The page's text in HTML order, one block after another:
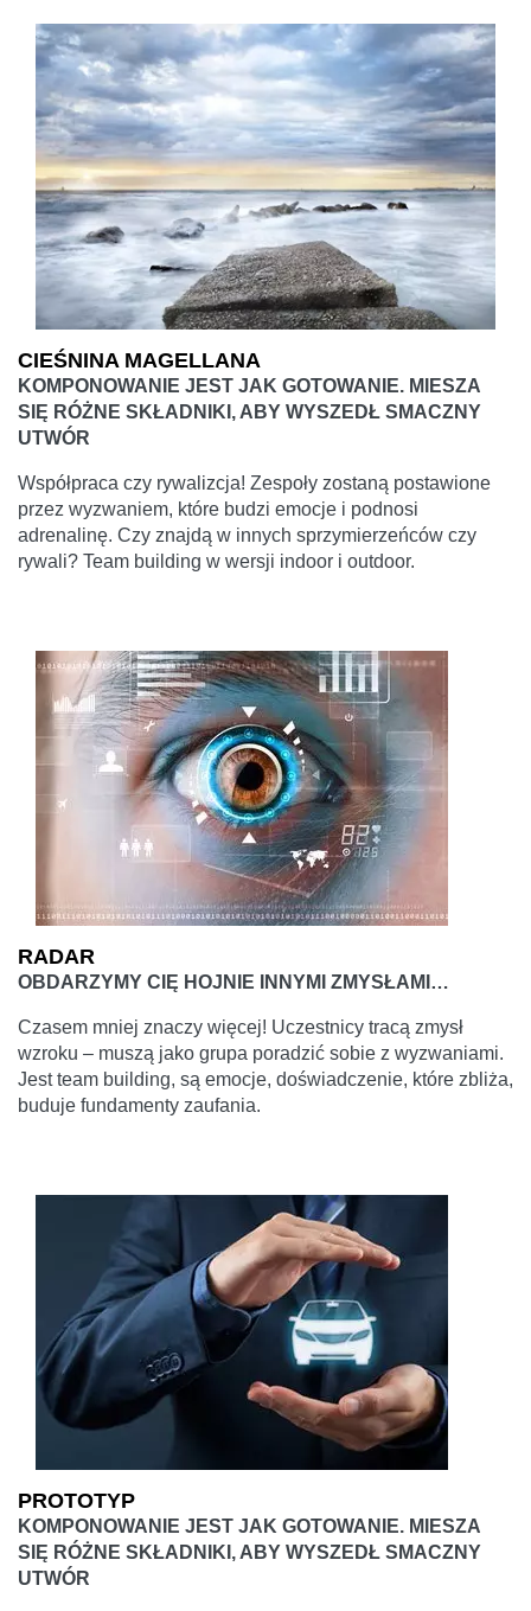
CIEŚNINA MAGELLANA
KOMPONOWANIE JEST JAK GOTOWANIE. MIESZA
SIĘ RÓŻNE SKŁADNIKI, ABY WYSZEDŁ SMACZNY
UTWÓR
Współpraca czy rywalizcja! Zespoły zostaną postawione
przez wyzwaniem, które budzi emocje i podnosi
adrenalinę. Czy znajdą w innych sprzymierzeńców czy
rywali? Team building w wersji indoor i outdoor.
RADAR
OBDARZYMY CIĘ HOJNIE INNYMI ZMYSŁAMI…
Czasem mniej znaczy więcej! Uczestnicy tracą zmysł
wzroku – muszą jako grupa poradzić sobie z wyzwaniami.
Jest team building, są emocje, doświadczenie, które zbliża,
buduje fundamenty zaufania.
PROTOTYP
KOMPONOWANIE JEST JAK GOTOWANIE. MIESZA
SIĘ RÓŻNE SKŁADNIKI, ABY WYSZEDŁ SMACZNY
UTWÓR